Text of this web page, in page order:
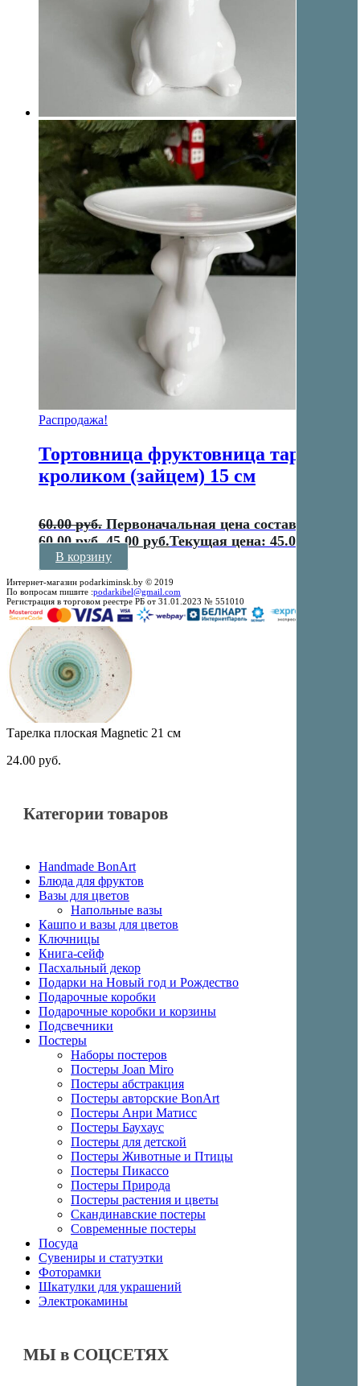
Распродажа!
Тортовница фруктовница тарелка с
кроликом (зайцем) 15 см
60.00руб. Первоначальная цена составляла
60.00 руб..45.00 руб.Текущая цена: 45.00 руб..
В корзину
Интернет-магазин podarkiminsk.by © 2019
По вопросам пишите :podarkibel@gmail.com
Регистрация в торговом реестре РБ от 31.01.2023 № 551010
Тарелка плоская Magnetic 21 см
24.00 руб.
Категории товаров
Handmade BonArt
Блюда для фруктов
Вазы для цветов
Напольные вазы
Кашпо и вазы для цветов
Ключницы
Книга-сейф
Пасхальный декор
Подарки на Новый год и Рождество
Подарочные коробки
Подарочные коробки и корзины
Подсвечники
Постеры
Наборы постеров
Постеры Joan Miro
Постеры абстракция
Постеры авторские BonArt
Постеры Анри Матисс
Постеры Баухаус
Постеры для детской
Постеры Животные и Птицы
Постеры Пикассо
Постеры Природа
Постеры растения и цветы
Скандинавские постеры
Современные постеры
Посуда
Сувениры и статуэтки
Фоторамки
Шкатулки для украшений
Электрокамины
МЫ в СОЦСЕТЯХ